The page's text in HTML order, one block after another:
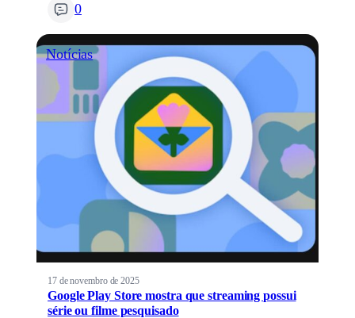
0
Notícias
17 de novembro de 2025
Google Play Store mostra que streaming possui
série ou filme pesquisado